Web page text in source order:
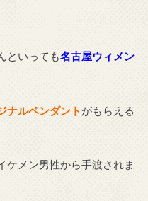
といっても名古屋ウィメン
ナルペンダント がもらえる
ケメン男性から手渡されま